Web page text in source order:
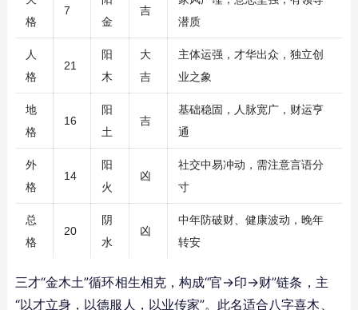
格
7
金
吉
潜质
人
格
21
阳
木
大
吉
主体运强，才华出众，独立创
业之象
地
格
16
阳
土
吉
基础稳固，人脉宽广，财运亨
通
外
格
14
阳
火
凶
社交中易冲动，需注意言语分
寸
总
格
20
阴
水
凶
中年防破财、健康波动，晚年
转安
三才“金木土”循环相生相克，构成“官→印→财”链条，主
“以才立身，以德服人，以业传家”。此名适合八字喜木、